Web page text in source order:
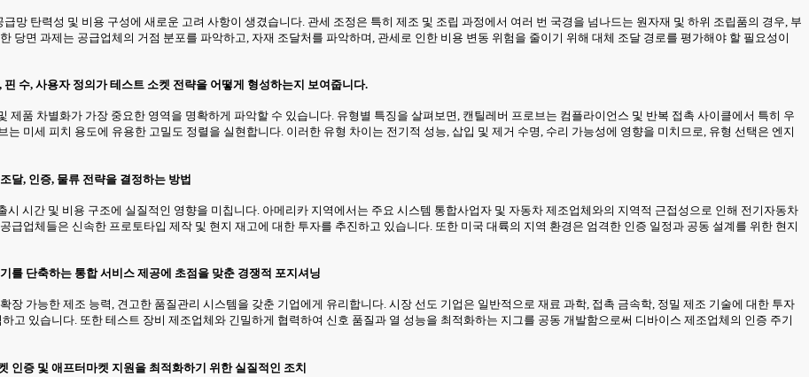
망 탄력성 및 비용 구성에 새로운 고려 사항이 생겼습니다. 관세 조정은 특히 제조 및 조립 과정에서 여러 번 국경을 넘나드는 원자재 및 하위 조립품의 경우, 부
당면 과제는 공급업체의 거점 분포를 파악하고, 자재 조달처를 파악하며, 관세로 인한 비용 변동 위험을 줄이기 위해 대체 조달 경로를 평가해야 할 필요성이
수, 사용자 정의가 테스트 소켓 전략을 어떻게 형성하는지 보여줍니다.
제품 차별화가 가장 중요한 영역을 명확하게 파악할 수 있습니다. 유형별 특징을 살펴보면, 캔틸레버 프로브는 컴플라이언스 및 반복 접촉 사이클에서 특히 우
미세 피치 용도에 유용한 고밀도 정렬을 실현합니다. 이러한 유형 차이는 전기적 성능, 삽입 및 제거 수명, 수리 가능성에 영향을 미치므로, 유형 선택은 엔지
달, 인증, 물류 전략을 결정하는 방법
시간 및 비용 구조에 실질적인 영향을 미칩니다. 아메리카 지역에서는 주요 시스템 통합사업자 및 자동차 제조업체와의 지역적 근접성으로 인해 전기자동차
업체들은 신속한 프로토타입 제작 및 현지 재고에 대한 투자를 추진하고 있습니다. 또한 미국 대륙의 지역 환경은 엄격한 인증 일정과 공동 설계를 위한 현지
를 단축하는 통합 서비스 제공에 초점을 맞춘 경쟁적 포지셔닝
장 가능한 제조 능력, 견고한 품질관리 시스템을 갖춘 기업에게 유리합니다. 시장 선도 기업은 일반적으로 재료 과학, 접촉 금속학, 정밀 제조 기술에 대한 투자
고 있습니다. 또한 테스트 장비 제조업체와 긴밀하게 협력하여 신호 품질과 열 성능을 최적화하는 지그를 공동 개발함으로써 디바이스 제조업체의 인증 주기
인증 및 애프터마켓 지원을 최적화하기 위한 실질적인 조치